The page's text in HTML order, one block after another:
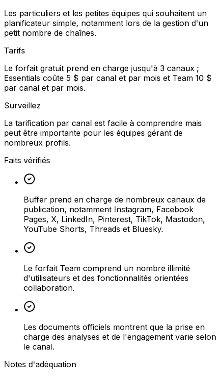
Les particuliers et les petites équipes qui souhaitent un
planificateur simple, notamment lors de la gestion d'un
petit nombre de chaînes.
Tarifs
Le forfait gratuit prend en charge jusqu'à 3 canaux ;
Essentials coûte 5 $ par canal et par mois et Team 10 $
par canal et par mois.
Surveillez
La tarification par canal est facile à comprendre mais
peut être importante pour les équipes gérant de
nombreux profils.
Faits vérifiés
Buffer prend en charge de nombreux canaux de
publication, notamment Instagram, Facebook
Pages, X, LinkedIn, Pinterest, TikTok, Mastodon,
YouTube Shorts, Threads et Bluesky.
Le forfait Team comprend un nombre illimité
d'utilisateurs et des fonctionnalités orientées
collaboration.
Les documents officiels montrent que la prise en
charge des analyses et de l'engagement varie selon
le canal.
Notes d'adéquation